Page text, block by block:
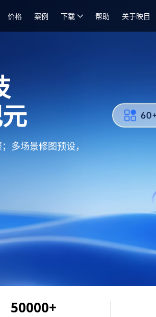
价格 案例 下载 帮助 关于映目
像服务平台
只需3分钟
50000+